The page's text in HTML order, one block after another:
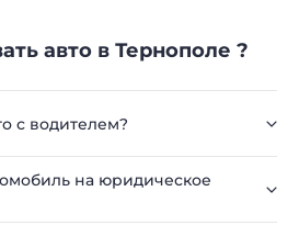
авто в Тернополе ?
с водителем?
на юридическое